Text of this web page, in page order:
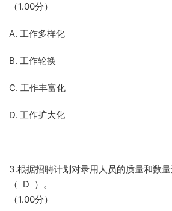
（1.00分）
A. 工作多样化
B. 工作轮换
C. 工作丰富化
D. 工作扩大化
3.根据招聘计划对录用人员的质量和数
（ D ）。
（1.00分）